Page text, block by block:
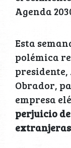
Agenda
Esta
polémica
presidente,
Obrador,
empresa
perjuicio